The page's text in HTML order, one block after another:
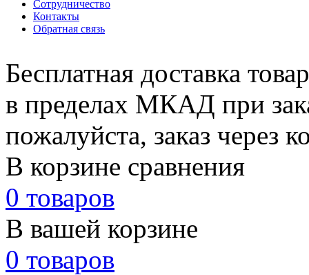
Сотрудничество
Контакты
Обратная связь
Бесплатная доставка
в пределах МКАД при
пожалуйста, заказ через
В корзине сравнения
0 товаров
В вашей корзине
0 товаров